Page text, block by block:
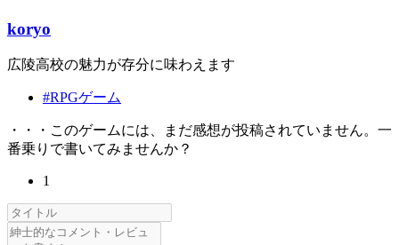
koryo
広陵高校の魅力が存分に味わえます
#RPGゲーム
・・・このゲームには、まだ感想が投稿されていません。一
番乗りで書いてみませんか？
1